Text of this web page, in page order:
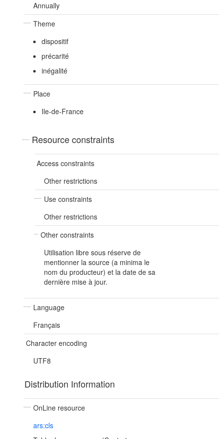
Annually
Theme
dispositif
précarité
inégalité
Place
Ile-de-France
Resource constraints
Access constraints
Other restrictions
Use constraints
Other restrictions
Other constraints
Utilisation libre sous réserve de
mentionner la source (a minima le
nom du producteur) et la date de sa
dernière mise à jour.
Language
Français
Character encoding
UTF8
Distribution Information
OnLine resource
ars:cls